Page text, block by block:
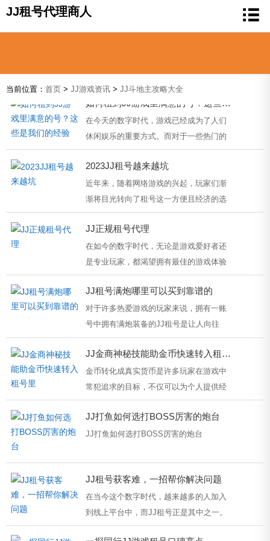
JJ租号代理商人
当前位置： 首页 > JJ游戏资讯 > JJ斗地主攻略大全
如何租到JJ游戏里满意的号？这些是我们的经验
在今天的数字时代，游戏已经成为了人们
休闲娱乐的重要方式。而对于一些热门的
游戏来说，要获得满意的游戏账号并...
2023JJ租号越来越坑
近年来，随着网络游戏的兴起，玩家们渐
渐将目光转向了租号这一方便且经济的选
择。然而，近期出现的一家名为JJ租号...
JJ正规租号代理
在如今的数字时代，无论是游戏爱好者还
是专业玩家，都渴望拥有最佳的游戏体验
和最高的竞争优势。然而，随着越来越...
JJ租号满炮哪里可以买到靠谱的
对于许多热爱游戏的玩家来说，拥有一账
号中拥有满炮装备的JJ租号是让人向往
的。然而，对于那些想要买到靠谱的JJ...
JJ金商神秘技能助金币快速转入租号里
金币转化成真实货币是许多玩家在游戏中
常犯追求的目标，不仅可以为个人提供经
济上的实质支持，还可以在游戏中体...
JJ打鱼如何选打BOSS厉害的炮台
JJ打鱼如何选打BOSS厉害的炮台
在JJ打鱼这款游戏中，玩家们都追求着打
BOSS的刺激和快感。但是，如何选择合适
的...
JJ租号获客难，一招帮你解决问题
在当今这个数字时代，越来越多的人加入
到线上平台中，而JJ租号正是其中之一。
JJ租号是一家专业的账号租赁平台，提...